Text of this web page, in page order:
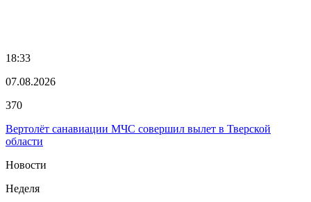
18:33
07.08.2026
370
Вертолёт санавиации МЧС совершил вылет в Тверской
области
Новости
Неделя